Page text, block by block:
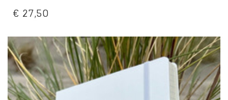
€ 27,50